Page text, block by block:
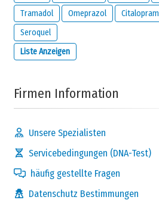
Tramadol
Omeprazol Citalopram
Seroquel
Liste Anzeigen
Firmen Information
Unsere Spezialisten
Servicebedingungen (DNA-Test)
häufig gestellte Fragen
Datenschutz Bestimmungen